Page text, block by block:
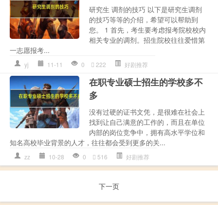
研究生 调剂的技巧 以下是研究生调剂
的技巧等等的介绍，希望可以帮助到
您。 1 首先，考生要考虑报考院校校内
相关专业的调剂。招生院校往往爱惜第
一志愿报考...
yj 11-11 0 222 好剧推荐
在职专业硕士招生的学校多不
多
没有过硬的证书文凭，是很难在社会上
找到让自己满意的工作的，而且在单位
内部的岗位竞争中，拥有高水平学位和
知名高校毕业背景的人才，往往都会受到更多的关...
zz 10-28 0 516 好剧推荐
下一页